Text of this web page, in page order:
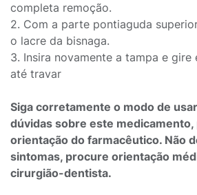
completa remoção.
2. Com a parte pontiaguda
o lacre da bisnaga.
3. Insira novamente a tampa e gire
até travar
Siga corretamente o modo de
dúvidas sobre este
orientação do farmacêutico. Não
sintomas, procure orientação
cirurgião-dentista.